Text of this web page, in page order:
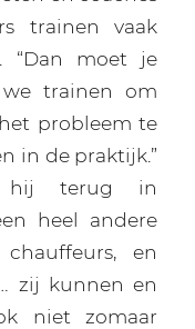
trainen vaak
“Dan moet je
trainen om
probleem te
in de praktijk.”
hij terug in
heel andere
chauffeurs, en
zij kunnen en
niet zomaar